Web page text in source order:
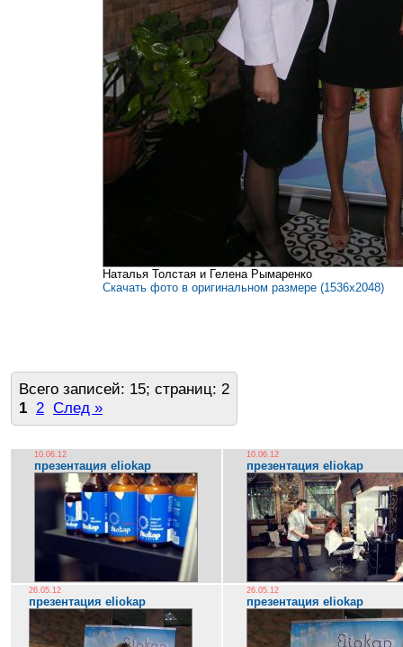
Наталья Толстая и Гелена Рымаренко
Скачать фото в оригинальном размере (1536x2048)
Всего записей: 15; страниц: 2
1 2 След »
10.06.12
презентация eliokap
10.06.12
презентация eliokap
26.05.12
презентация eliokap
26.05.12
презентация eliokap